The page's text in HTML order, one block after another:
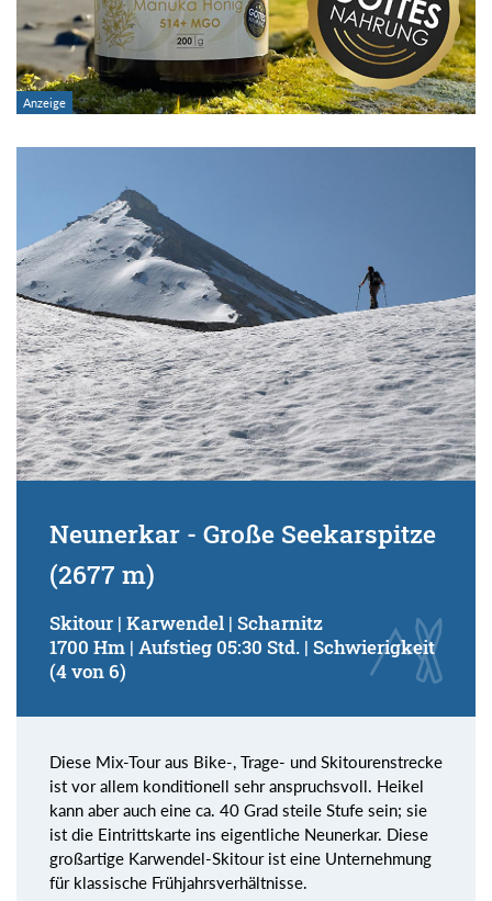
Neunerkar - Große Seekarspitze
(2677 m)
Skitour | Karwendel | Scharnitz
1700 Hm | Aufstieg 05:30 Std. | Schwierigkeit
(4 von 6)
Diese Mix-Tour aus Bike-, Trage- und Skitourenstrecke
ist vor allem konditionell sehr anspruchsvoll. Heikel
kann aber auch eine ca. 40 Grad steile Stufe sein; sie
ist die Eintrittskarte ins eigentliche Neunerkar. Diese
großartige Karwendel-Skitour ist eine Unternehmung
für klassische Frühjahrsverhältnisse.